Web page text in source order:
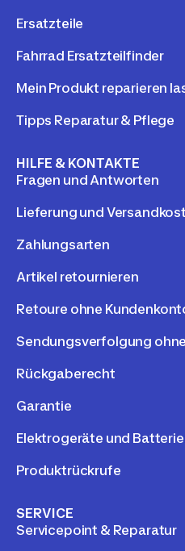
Ersatzteile
Fahrrad Ersatzteilfinder
Mein Produkt reparieren
Tipps Reparatur & Pflege
HILFE & KONTAKTE
Fragen und Antworten
Lieferung und
Zahlungsarten
Artikel retournieren
Retoure ohne
Sendungsverfolgung
Rückgaberecht
Garantie
Elektrogeräte und
Produktrückrufe
SERVICE
Servicepoint & Reparatur